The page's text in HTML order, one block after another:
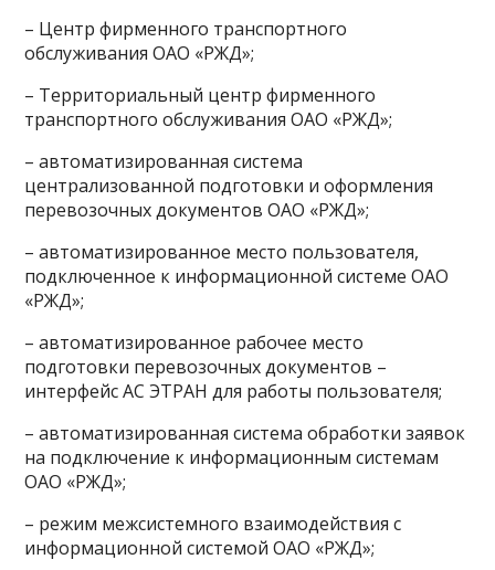
– Центр фирменного транспортного
обслуживания ОАО «РЖД»;
– Территориальный центр фирменного
транспортного обслуживания ОАО «РЖД»;
– автоматизированная система
централизованной подготовки и оформления
перевозочных документов ОАО «РЖД»;
– автоматизированное место пользователя,
подключенное к информационной системе ОАО
«РЖД»;
– автоматизированное рабочее место
подготовки перевозочных документов –
интерфейс АС ЭТРАН для работы пользователя;
– автоматизированная система обработки заявок
на подключение к информационным системам
ОАО «РЖД»;
– режим межсистемного взаимодействия с
информационной системой ОАО «РЖД»;